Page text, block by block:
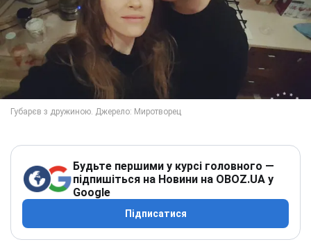
Будьте першими у курсі головного —
підпишіться на Новини на OBOZ.UA у
Google
Підписатися